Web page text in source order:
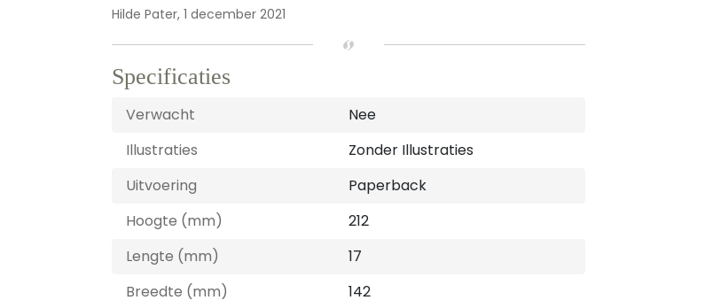
Hilde Pater, 1 december 2021
Specificaties
Verwacht
Nee
Illustraties
Zonder Illustraties
Uitvoering
Paperback
Hoogte (mm)
212
Lengte (mm)
17
Breedte (mm)
142